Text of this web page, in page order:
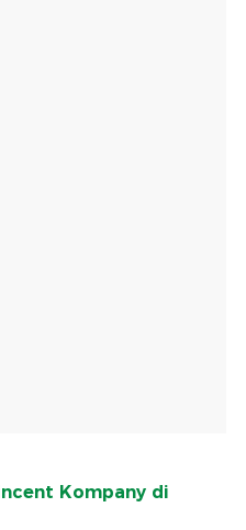
Kompany di